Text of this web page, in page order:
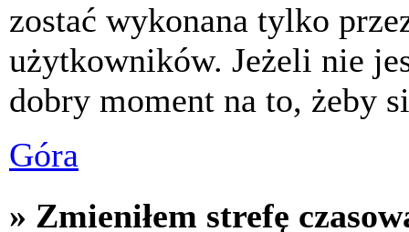
zostać wykonana tylko
użytkowników. Jeżeli nie
dobry moment na to, żeby
Góra
» Zmieniłem strefę